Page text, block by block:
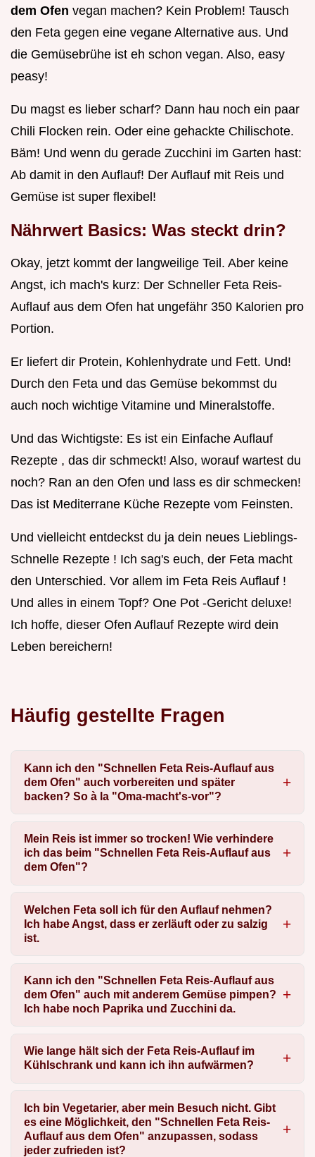
dem Ofen vegan machen? Kein Problem! Tausch
den Feta gegen eine vegane Alternative aus. Und
die Gemüsebrühe ist eh schon vegan. Also, easy
peasy!
Du magst es lieber scharf? Dann hau noch ein paar
Chili Flocken rein. Oder eine gehackte Chilischote.
Bäm! Und wenn du gerade Zucchini im Garten hast:
Ab damit in den Auflauf! Der Auflauf mit Reis und
Gemüse ist super flexibel!
Nährwert Basics: Was steckt drin?
Okay, jetzt kommt der langweilige Teil. Aber keine
Angst, ich mach's kurz: Der Schneller Feta Reis-
Auflauf aus dem Ofen hat ungefähr 350 Kalorien pro
Portion.
Er liefert dir Protein, Kohlenhydrate und Fett. Und!
Durch den Feta und das Gemüse bekommst du
auch noch wichtige Vitamine und Mineralstoffe.
Und das Wichtigste: Es ist ein Einfache Auflauf
Rezepte , das dir schmeckt! Also, worauf wartest du
noch? Ran an den Ofen und lass es dir schmecken!
Das ist Mediterrane Küche Rezepte vom Feinsten.
Und vielleicht entdeckst du ja dein neues Lieblings-
Schnelle Rezepte ! Ich sag's euch, der Feta macht
den Unterschied. Vor allem im Feta Reis Auflauf !
Und alles in einem Topf? One Pot -Gericht deluxe!
Ich hoffe, dieser Ofen Auflauf Rezepte wird dein
Leben bereichern!
Häufig gestellte Fragen
Kann ich den "Schnellen Feta Reis-Auflauf aus
dem Ofen" auch vorbereiten und später
backen? So à la "Oma-macht's-vor"?
Mein Reis ist immer so trocken! Wie verhindere
ich das beim "Schnellen Feta Reis-Auflauf aus
dem Ofen"?
Welchen Feta soll ich für den Auflauf nehmen?
Ich habe Angst, dass er zerläuft oder zu salzig
ist.
Kann ich den "Schnellen Feta Reis-Auflauf aus
dem Ofen" auch mit anderem Gemüse pimpen?
Ich habe noch Paprika und Zucchini da.
Wie lange hält sich der Feta Reis-Auflauf im
Kühlschrank und kann ich ihn aufwärmen?
Ich bin Vegetarier, aber mein Besuch nicht. Gibt
es eine Möglichkeit, den "Schnellen Feta Reis-
Auflauf aus dem Ofen" anzupassen, sodass
jeder zufrieden ist?